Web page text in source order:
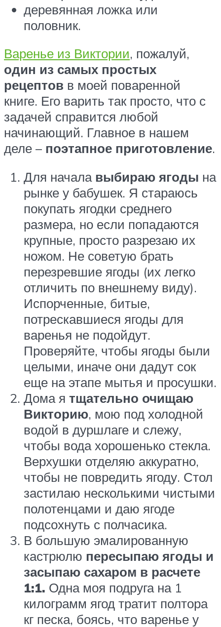
деревянная ложка или
половник.
Варенье из Виктории, пожалуй,
один из самых простых
рецептов в моей поваренной
книге. Его варить так просто, что с
задачей справится любой
начинающий. Главное в нашем
деле – поэтапное приготовление.
Для начала выбираю ягоды на
рынке у бабушек. Я стараюсь
покупать ягодки среднего
размера, но если попадаются
крупные, просто разрезаю их
ножом. Не советую брать
перезревшие ягоды (их легко
отличить по внешнему виду).
Испорченные, битые,
потрескавшиеся ягоды для
варенья не подойдут.
Проверяйте, чтобы ягоды были
целыми, иначе они дадут сок
еще на этапе мытья и просушки.
Дома я тщательно очищаю
Викторию, мою под холодной
водой в дуршлаге и слежу,
чтобы вода хорошенько стекла.
Верхушки отделяю аккуратно,
чтобы не повредить ягоду. Стол
застилаю несколькими чистыми
полотенцами и даю ягоде
подсохнуть с полчасика.
В большую эмалированную
кастрюлю пересыпаю ягоды и
засыпаю сахаром в расчете
1:1. Одна моя подруга на 1
килограмм ягод тратит полтора
кг песка, боясь, что варенье у